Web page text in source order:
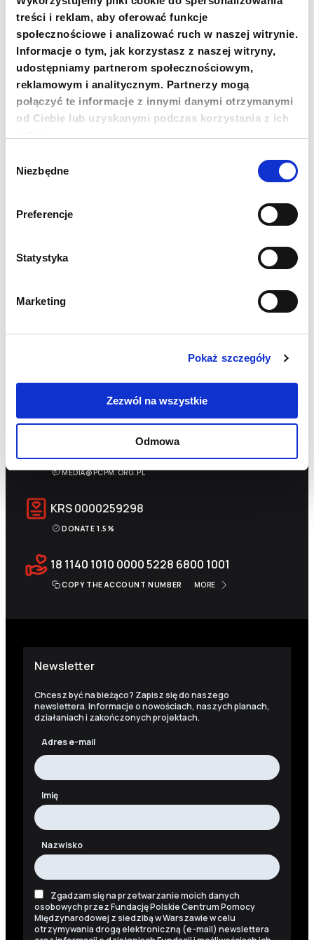
treści i reklam, aby oferować funkcje
społecznościowe i analizować ruch w naszej witrynie.
Informacje o tym, jak korzystasz z naszej witryny,
udostępniamy partnerom społecznościowym,
reklamowym i analitycznym. Partnerzy mogą
połączyć te informacje z innymi danymi otrzymanymi
od Ciebie lub uzyskanymi podczas korzystania z ich
zgody
Niezbędne
Preferencje
Statystyka
Marketing
Pokaż szczegóły
Zezwól na wszystkie
Odmowa
participate in the material aid activities, but
above local volunteers and authorities. Thanks
to their help, we c reach the right people with
donations and be sure that those are disposed
impartially.
actions on
Aid(PCPM)
+48 22 833 60 22
MEDIA@PCPM.ORG.PL
KRS0000259298
DONATE 1.5%
18 1140 1010 0000 5228 6800 1001
COPY THE ACCOUNT NUMBER MORE
Newsletter
Chcesz być na bieżąco? Zapisz się do naszego
newslettera. Informacje o nowościach, naszych planach,
działaniach i zakończonych projektach.
Adres e-mail
Imię
Nazwisko
Zgadzam się na przetwarzanie moich danych
osobowych przez Fundację Polskie Centrum Pomocy
Międzynarodowej z siedzibą w Warszawie w celu
otrzymywania drogą elektroniczną (e-mail) newslettera